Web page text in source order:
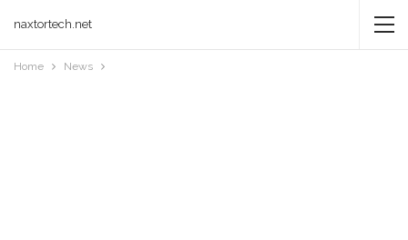
naxtortech.net
Home News